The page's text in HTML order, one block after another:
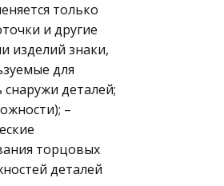
только
и другие
изделий знаки,
для
деталей;
–
торцовых
деталей